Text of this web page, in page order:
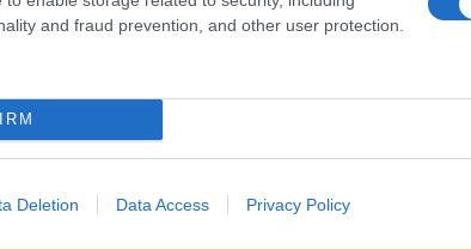
and fraud prevention, and other user protection.
Deletion Data Access Privacy Policy